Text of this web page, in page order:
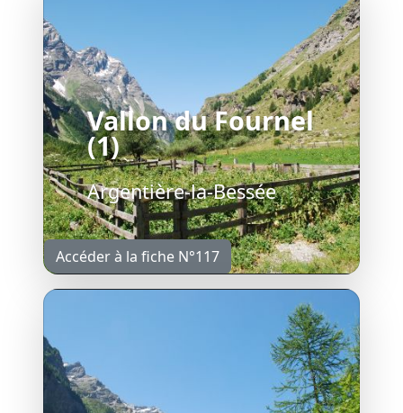
Vallon du Fournel
(1)
Argentière-la-Bessée
Accéder à la fiche N°117